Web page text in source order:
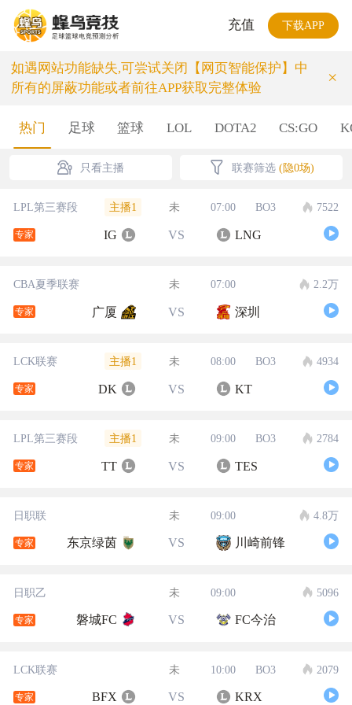
充值 下载APP
如遇网站功能缺失,可尝试关闭【网页智能保护】中
所有的屏蔽功能或者前往APP获取完整体验
×
热门 足球 篮球 LOL DOTA2 CS:GO
只看主播 联赛筛选 (隐0场)
LPL第三赛段 主播1 未 07:00 BO3 7522
专家 IG VS LNG
CBA夏季联赛 未 07:00 2.2万
专家 广厦 VS 深圳
LCK联赛 主播1 未 08:00 BO3 4934
专家 DK VS KT
LPL第三赛段 主播1 未 09:00 BO3 2784
专家 TT VS TES
日职联 未 09:00 4.8万
专家 东京绿茵 VS 川崎前锋
日职乙 未 09:00 5096
专家 磐城FC VS FC今治
LCK联赛 未 10:00 BO3 2079
专家 BFX VS KRX